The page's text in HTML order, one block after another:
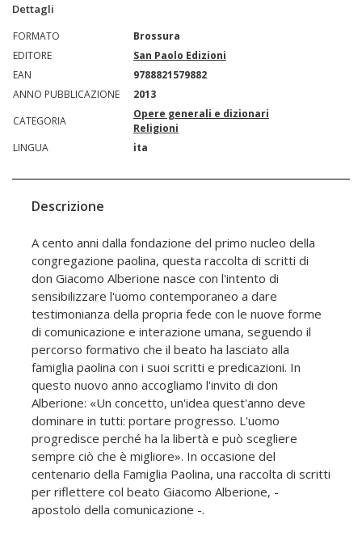
Dettagli
FORMATO
Brossura
EDITORE
San Paolo Edizioni
EAN
9788821579882
ANNO PUBBLICAZIONE
2013
CATEGORIA
Opere generali e dizionari
Religioni
LINGUA
ita
Descrizione
A cento anni dalla fondazione del primo nucleo della
congregazione paolina, questa raccolta di scritti di
don Giacomo Alberione nasce con l'intento di
sensibilizzare l'uomo contemporaneo a dare
testimonianza della propria fede con le nuove forme
di comunicazione e interazione umana, seguendo il
percorso formativo che il beato ha lasciato alla
famiglia paolina con i suoi scritti e predicazioni. In
questo nuovo anno accogliamo l'invito di don
Alberione: «Un concetto, un'idea quest'anno deve
dominare in tutti: portare progresso. L'uomo
progredisce perché ha la libertà e può scegliere
sempre ciò che è migliore». In occasione del
centenario della Famiglia Paolina, una raccolta di scritti
per riflettere col beato Giacomo Alberione, -
apostolo della comunicazione -.